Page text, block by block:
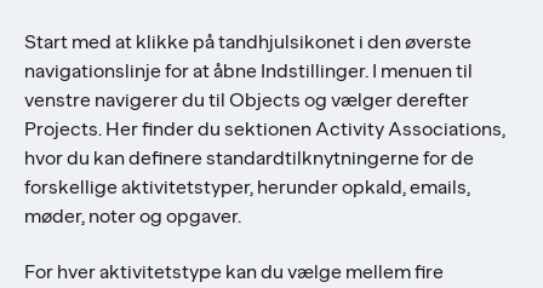
Start med at klikke på tandhjulsikonet i den øverste
navigationslinje for at åbne Indstillinger. I menuen til
venstre navigerer du til Objects og vælger derefter
Projects. Her finder du sektionen Activity Associations,
hvor du kan definere standardtilknytningerne for de
forskellige aktivitetstyper, herunder opkald, emails,
møder, noter og opgaver.
For hver aktivitetstype kan du vælge mellem fire